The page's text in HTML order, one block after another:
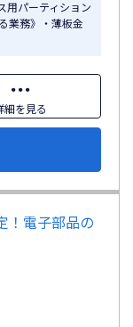
用パーティション
業務》・薄板金
細を見る
！電子部品の